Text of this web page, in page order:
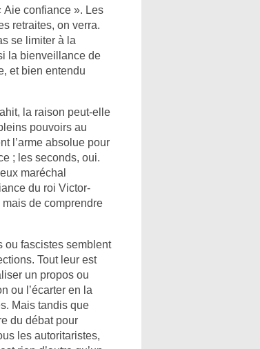
Aie confiance ». Les
retraites, on verra.
se limiter à la
la bienveillance de
et bien entendu
la raison peut-elle
pouvoirs au
l’arme absolue pour
; les seconds, oui.
maréchal
du roi Victor-
mais de comprendre
ou fascistes semblent
Tout leur est
un propos ou
ou l’écarter en la
Mais tandis que
du débat pour
les autoritaristes,